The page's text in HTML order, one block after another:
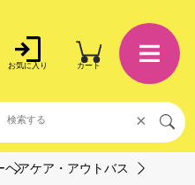
お気に入り カート
×
ヘアケア・アウトバス